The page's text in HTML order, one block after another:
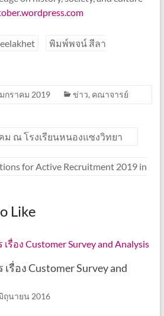
พิมพ์พจน์ สีลา
กราคม 2019 ข่าว, คณาจารย์
ม ณ โรงเรียนหนองแซงวิทยา
for Active Recruitment 2019 in
Like
รื่อง Customer Survey and
ถุนายน 2016